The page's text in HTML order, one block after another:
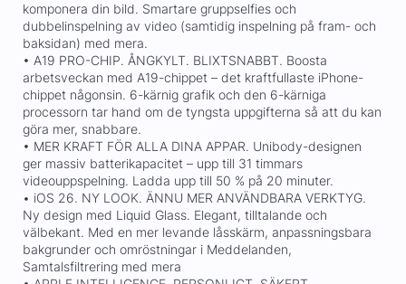
komponera din bild. Smartare gruppselfies och
dubbelinspelning av video (samtidig inspelning på fram- och
baksidan) med mera.
• A19 PRO-CHIP. ÅNGKYLT. BLIXTSNABBT. Boosta
arbetsveckan med A19-chippet – det kraftfullaste iPhone-
chippet någonsin. 6-kärnig grafik och den 6-kärniga
processorn tar hand om de tyngsta uppgifterna så att du kan
göra mer, snabbare.
• MER KRAFT FÖR ALLA DINA APPAR. Unibody-designen
ger massiv batterikapacitet – upp till 31 timmars
videouppspelning. Ladda upp till 50 % på 20 minuter.
• iOS 26. NY LOOK. ÄNNU MER ANVÄNDBARA VERKTYG.
Ny design med Liquid Glass. Elegant, tilltalande och
välbekant. Med en mer levande låsskärm, anpassningsbara
bakgrunder och omröstningar i Meddelanden,
Samtalsfiltrering med mera